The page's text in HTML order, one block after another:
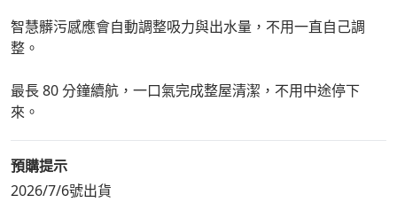
智慧髒污感應會自動調整吸力與出水量，不用一直自己調
整。
最長 80 分鐘續航，一口氣完成整屋清潔，不用中途停下
來。
預購提示
2026/7/6號出貨